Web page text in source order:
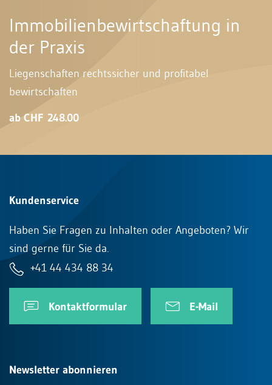
Immobilienbewirtschaftung in
der Praxis
Liegenschaften rechtssicher und profitabel
bewirtschaften
ab CHF 248.00
Kundenservice
Haben Sie Fragen zu Inhalten oder Angeboten? Wir
sind gerne für Sie da.
+41 44 434 88 34
Kontaktformular E-Mail
Newsletter abonnieren